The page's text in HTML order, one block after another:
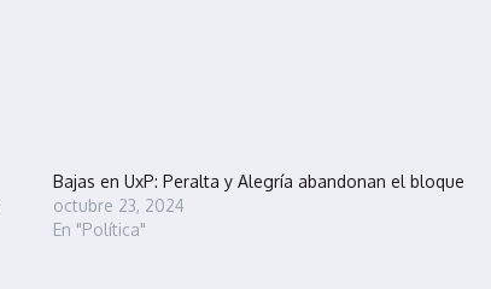
Bajas en UxP: Peralta y Alegría abandonan el bloque
octubre 23, 2024
En "Política"